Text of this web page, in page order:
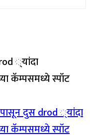
दुस drod ्यांदा
कॅम्पसमध्ये स्पॉट